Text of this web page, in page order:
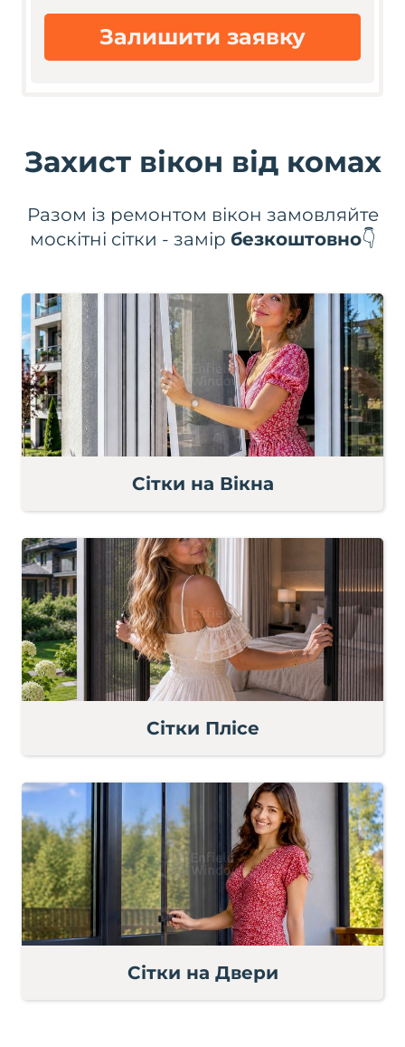
Залишити заявку
Захист вікон від комах
Разом із ремонтом вікон замовляйте
москітні сітки - замір безкоштовно👇
Сітки на Вікна
Сітки Плісе
Сітки на Двери